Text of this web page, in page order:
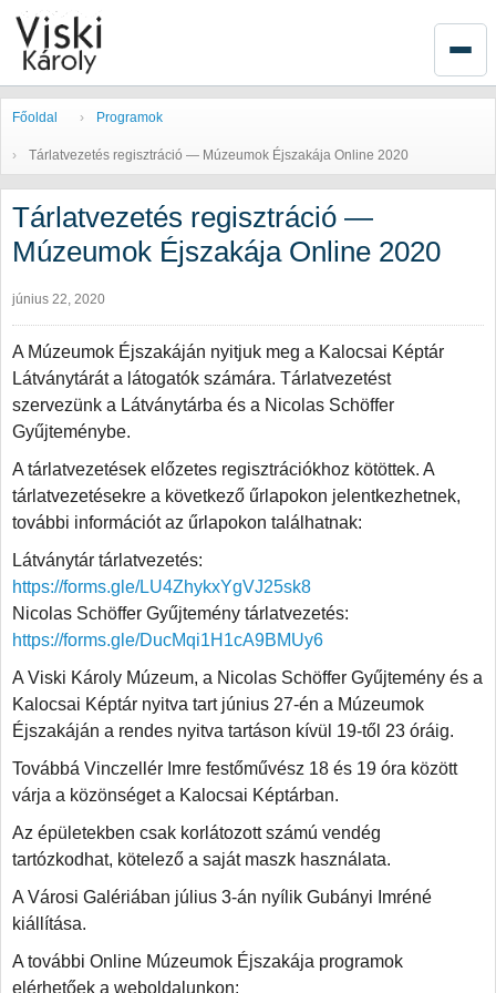
Főoldal Programok
Tárlatvezetés regisztráció — Múzeumok Éjszakája Online 2020
Tárlatvezetés regisztráció —
Múzeumok Éjszakája Online 2020
június 22, 2020
A Múzeumok Éjszakáján nyitjuk meg a Kalocsai Képtár
Látványtárát a látogatók számára. Tárlatvezetést
szervezünk a Látványtárba és a Nicolas Schöffer
Gyűjteménybe.
A tárlatvezetések előzetes regisztrációkhoz kötöttek. A
tárlatvezetésekre a következő űrlapokon jelentkezhetnek,
további információt az űrlapokon találhatnak:
Látványtár tárlatvezetés:
https://forms.gle/LU4ZhykxYgVJ25sk8
Nicolas Schöffer Gyűjtemény tárlatvezetés:
https://forms.gle/DucMqi1H1cA9BMUy6
A Viski Károly Múzeum, a Nicolas Schöffer Gyűjtemény és a
Kalocsai Képtár nyitva tart június 27-én a Múzeumok
Éjszakáján a rendes nyitva tartáson kívül 19-től 23 óráig.
Továbbá Vinczellér Imre festőművész 18 és 19 óra között
várja a közönséget a Kalocsai Képtárban.
Az épületekben csak korlátozott számú vendég
tartózkodhat, kötelező a saját maszk használata.
A Városi Galériában július 3-án nyílik Gubányi Imréné
kiállítása.
A további Online Múzeumok Éjszakája programok
elérhetőek a weboldalunkon: